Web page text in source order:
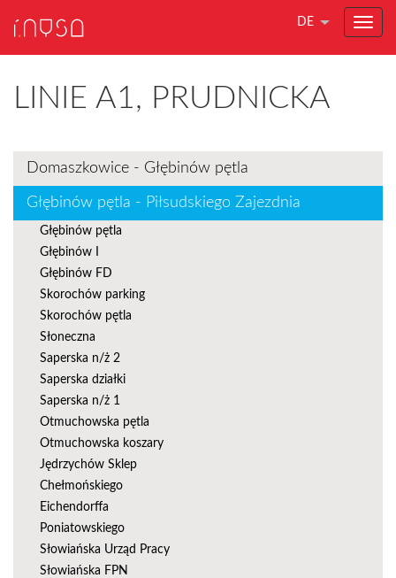
DE
LINIE A1, PRUDNICKA
Domaszkowice - Głębinów pętla
Głębinów pętla - Piłsudskiego Zajezdnia
Głębinów pętla
Głębinów I
Głębinów FD
Skorochów parking
Skorochów pętla
Słoneczna
Saperska n/ż 2
Saperska działki
Saperska n/ż 1
Otmuchowska pętla
Otmuchowska koszary
Jędrzychów Sklep
Chełmońskiego
Eichendorffa
Poniatowskiego
Słowiańska Urząd Pracy
Słowiańska FPN